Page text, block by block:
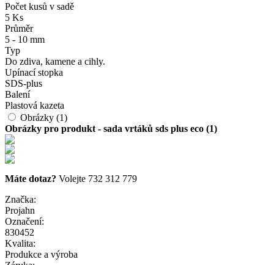
Počet kusů v sadě
5 Ks
Průměr
5 - 10 mm
Typ
Do zdiva, kamene a cihly.
Upínací stopka
SDS-plus
Balení
Plastová kazeta
Obrázky (1)
Obrázky pro produkt - sada vrtáků sds plus eco (1)
Máte dotaz? Volejte 732 312 779
Značka:
Projahn
Označení:
830452
Kvalita:
Produkce a výroba